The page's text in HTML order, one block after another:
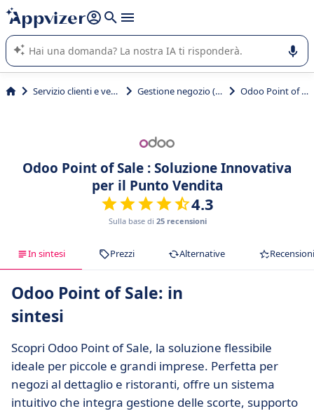
righe con
shift + enter
L'IA di Appvizer vi guida nell'utilizzo o nella scelta di un
software SaaS per la vostra azienda.
Servizio clienti e vendite Gestione negozio (POS) Odoo Point of Sale
Odoo Point of Sale : Soluzione Innovativa
per il Punto Vendita
4.3
Sulla base di 25 recensioni
In sintesi Prezzi Alternative Recensioni
Odoo Point of Sale: in
sintesi
Scopri Odoo Point of Sale, la soluzione flessibile
ideale per piccole e grandi imprese. Perfetta per
negozi al dettaglio e ristoranti, offre un sistema
intuitivo che integra gestione delle scorte, supporto